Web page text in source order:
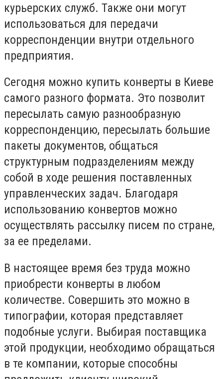
курьерских служб. Также они могут
использоваться для передачи
корреспонденции внутри отдельного
предприятия.
Сегодня можно купить конверты в Киеве
самого разного формата. Это позволит
пересылать самую разнообразную
корреспонденцию, пересылать большие
пакеты документов, общаться
структурным подразделениям между
собой в ходе решения поставленных
управленческих задач. Благодаря
использованию конвертов можно
осуществлять рассылку писем по стране,
за ее пределами.
В настоящее время без труда можно
приобрести конверты в любом
количестве. Совершить это можно в
типографии, которая представляет
подобные услуги. Выбирая поставщика
этой продукции, необходимо обращаться
в те компании, которые способны